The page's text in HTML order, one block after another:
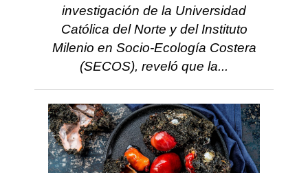
investigación de la Universidad
Católica del Norte y del Instituto
Milenio en Socio-Ecología Costera
(SECOS), reveló que la...